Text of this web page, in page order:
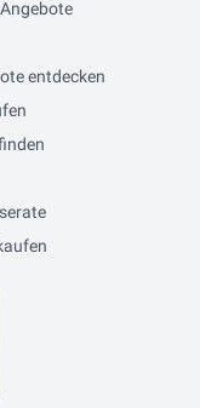
entdecken